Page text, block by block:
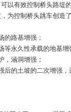
以有效控制桥头路堤
为控制桥头跳车创造了
的路基增强；
等永久性承载的地基增
，涵洞增强；
后的土坡的二次增强